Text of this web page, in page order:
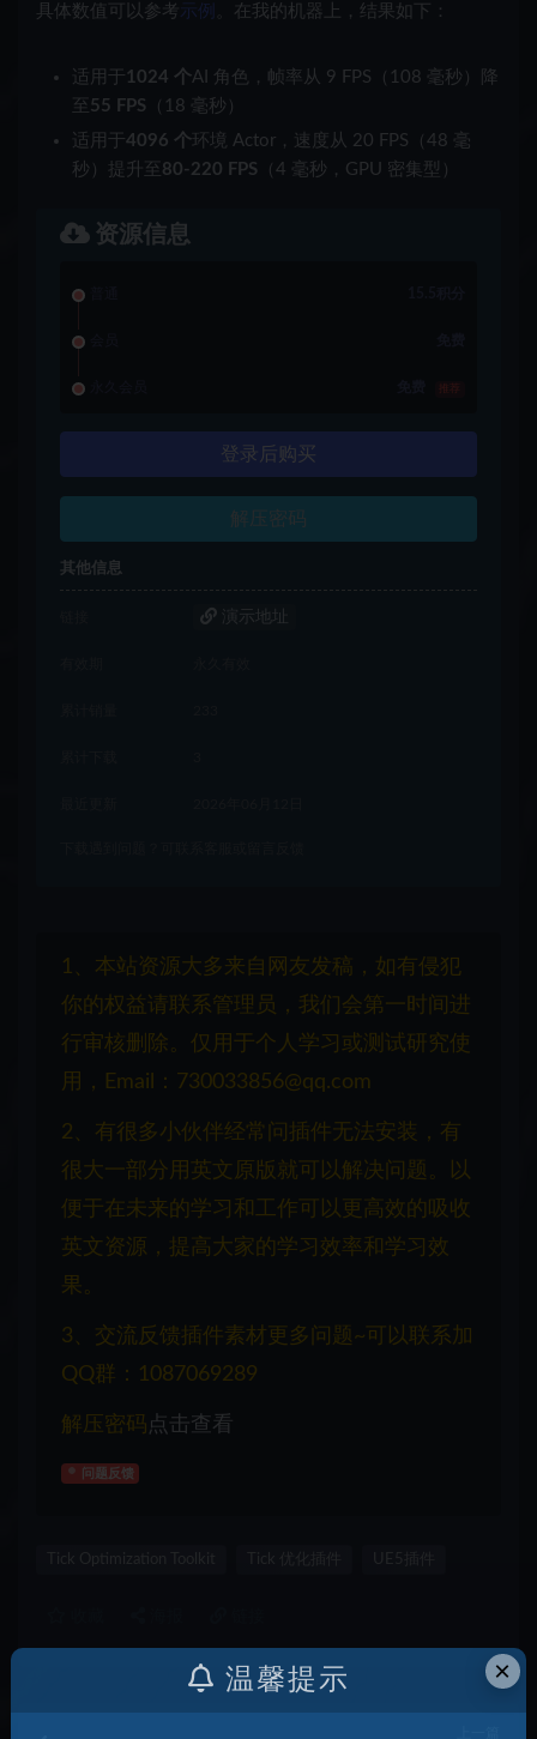
具体数值可以参考 示例 。在我的机器上，结果如下：
适用于 1024 个AI 角色，帧率从 9 FPS（108 毫秒）降
至 55 FPS （18 毫秒）
适用于4096 个 环境 Actor，速度从 20 FPS（48 毫
秒）提升至 80-220 FPS （4 毫秒，GPU 密集型）
资源信息
推荐
登录后购买
解压密码
其他信息
演示地址
1、本站资源大多来自网友发稿，如有侵犯
你的权益请联系管理员，我们会第一时间进
行审核删除。仅用于个人学习或测试研究使
用，Email：730033856@qq.com
2、有很多小伙伴经常问插件无法安装，有
很大一部分用英文原版就可以解决问题。以
便于在未来的学习和工作可以更高效的吸收
英文资源，提高大家的学习效率和学习效
果。
3、交流反馈插件素材更多问题~可以联系加
QQ群：1087069289
解压密码 点击查看
问题反馈
×
温馨提示